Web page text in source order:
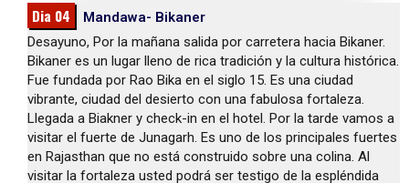
Dia 04
Mandawa- Bikaner
Desayuno, Por la mañana salida por carretera hacia Bikaner.
Bikaner es un lugar lleno de rica tradición y la cultura histórica.
Fue fundada por Rao Bika en el siglo 15. Es una ciudad
vibrante, ciudad del desierto con una fabulosa fortaleza.
Llegada a Biakner y check-in en el hotel. Por la tarde vamos a
visitar el fuerte de Junagarh. Es uno de los principales fuertes
en Rajasthan que no está construido sobre una colina. Al
visitar la fortaleza usted podrá ser testigo de la espléndida